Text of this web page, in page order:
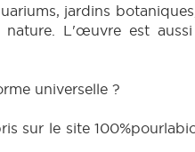
jardins
L'œuvre est aussi
universelle ?
sur le site